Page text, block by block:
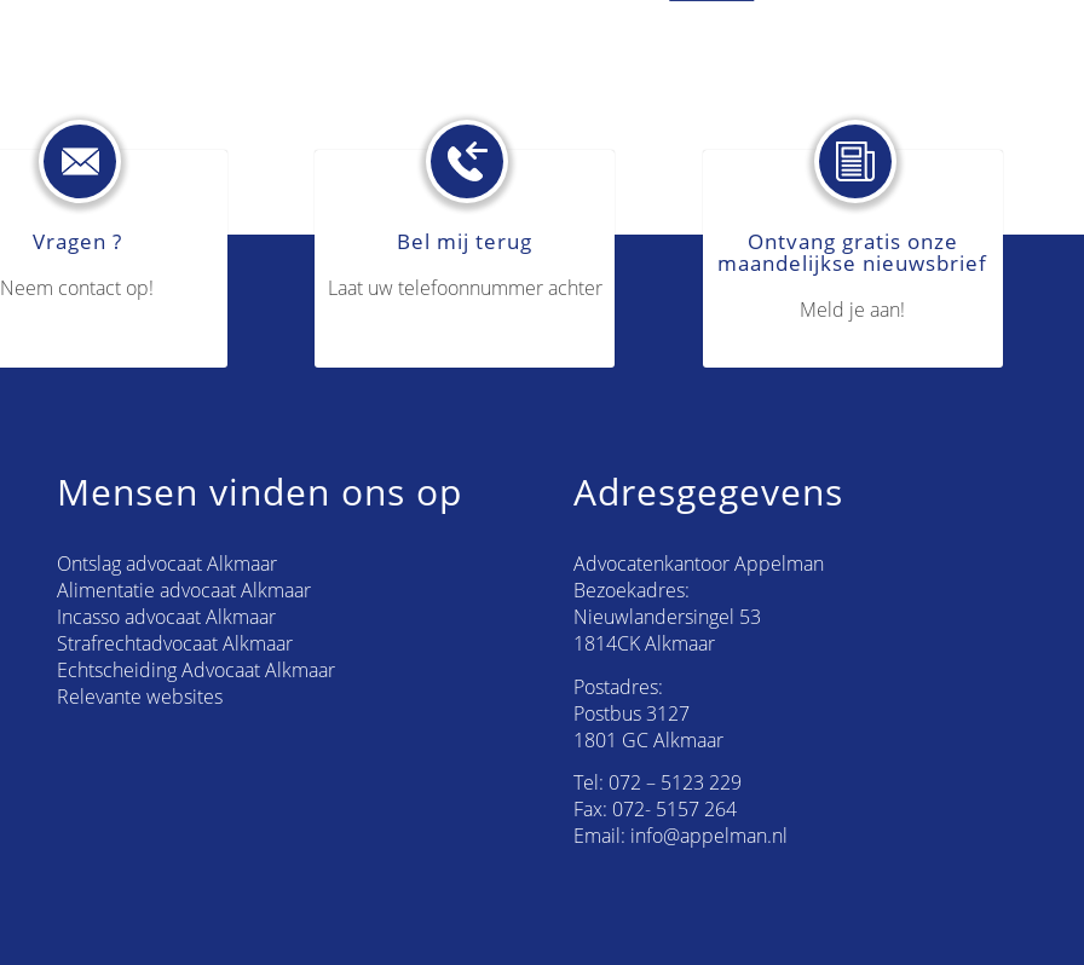
Vragen ?
Neem contact op!
Bel mij terug
Laat uw telefoonnummer achter
Ontvang gratis onze
maandelijkse nieuwsbrief
Meld je aan!
Mensen vinden ons op
Ontslag advocaat Alkmaar
Alimentatie advocaat Alkmaar
Incasso advocaat Alkmaar
Strafrechtadvocaat Alkmaar
Echtscheiding Advocaat Alkmaar
Relevante websites
Adresgegevens
Advocatenkantoor Appelman
Bezoekadres:
Nieuwlandersingel 53
1814CK Alkmaar
Postadres:
Postbus 3127
1801 GC Alkmaar
Tel: 072 – 5123 229
Fax: 072- 5157 264
Email: info@appelman.nl